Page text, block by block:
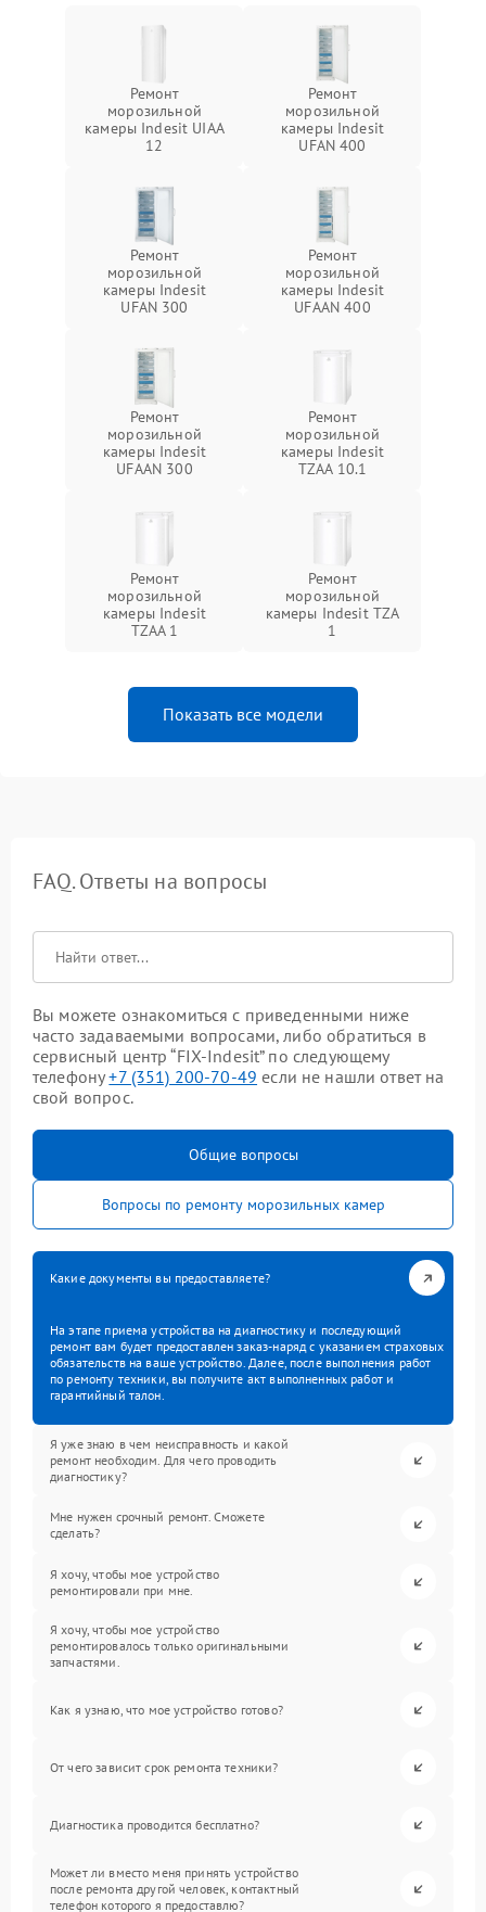
Ремонт
морозильной
камеры Indesit UIAA
12
Ремонт
морозильной
камеры Indesit
UFAN 400
Ремонт
морозильной
камеры Indesit
UFAN 300
Ремонт
морозильной
камеры Indesit
UFAAN 400
Ремонт
морозильной
камеры Indesit
UFAAN 300
Ремонт
морозильной
камеры Indesit
TZAA 10.1
Ремонт
морозильной
камеры Indesit
TZAA 1
Ремонт
морозильной
камеры Indesit TZA
1
Показать все модели
FAQ. Ответы на вопросы
Вы можете ознакомиться с приведенными ниже
часто задаваемыми вопросами, либо обратиться в
сервисный центр “FIX-Indesit” по следующему
телефону+7 (351) 200-70-49 если не нашли ответ на
свой вопрос.
Общие вопросы
Вопросы по ремонту морозильных камер
Какие документы вы предоставляете?
На этапе приема устройства на диагностику и последующий
ремонт вам будет предоставлен заказ-наряд с указанием страховых
обязательств на ваше устройство. Далее, после выполнения работ
по ремонту техники, вы получите акт выполненных работ и
гарантийный талон.
Я уже знаю в чем неисправность и какой
ремонт необходим. Для чего проводить
диагностику?
Мне нужен срочный ремонт. Сможете
сделать?
Я хочу, чтобы мое устройство
ремонтировали при мне.
Я хочу, чтобы мое устройство
ремонтировалось только оригинальными
запчастями.
Как я узнаю, что мое устройство готово?
От чего зависит срок ремонта техники?
Диагностика проводится бесплатно?
Может ли вместо меня принять устройство
после ремонта другой человек, контактный
телефон которого я предоставлю?